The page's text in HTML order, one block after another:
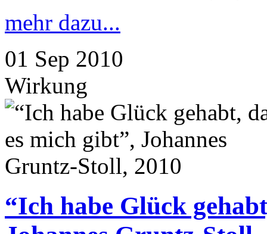
mehr dazu...
01 Sep 2010
Wirkung
“Ich habe Glück